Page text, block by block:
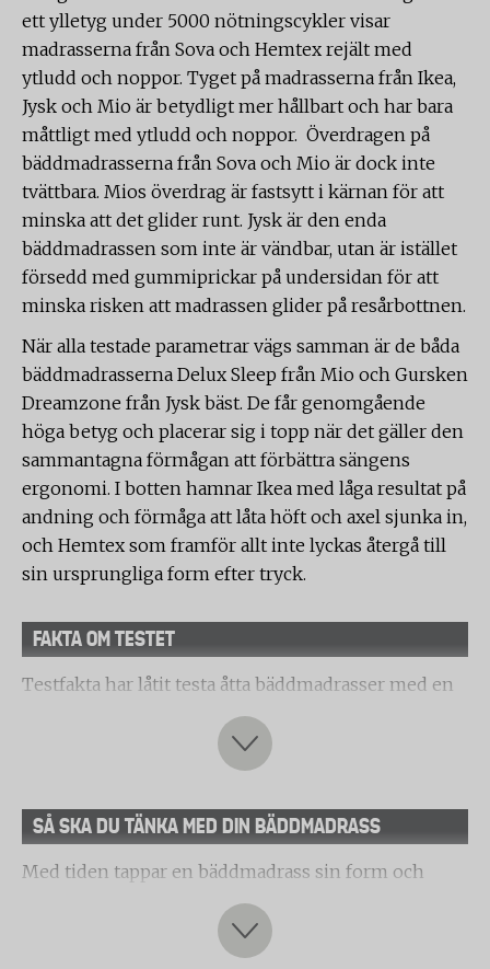
ett ylletyg under 5000 nötningscykler visar
madrasserna från Sova och Hemtex rejält med
ytludd och noppor. Tyget på madrasserna från Ikea,
Jysk och Mio är betydligt mer hållbart och har bara
måttligt med ytludd och noppor. Överdragen på
bäddmadrasserna från Sova och Mio är dock inte
tvättbara. Mios överdrag är fastsytt i kärnan för att
minska att det glider runt. Jysk är den enda
bäddmadrassen som inte är vändbar, utan är istället
försedd med gummiprickar på undersidan för att
minska risken att madrassen glider på resårbottnen.
När alla testade parametrar vägs samman är de båda
bäddmadrasserna Delux Sleep från Mio och Gursken
Dreamzone från Jysk bäst. De får genomgående
höga betyg och placerar sig i topp när det gäller den
sammantagna förmågan att förbättra sängens
ergonomi. I botten hamnar Ikea med låga resultat på
andning och förmåga att låta höft och axel sjunka in,
och Hemtex som framför allt inte lyckas återgå till
sin ursprungliga form efter tryck.
FAKTA OM TESTET
Testfakta har låtit testa åtta bäddmadrasser med en
tjocklek på mellan 6,5 och 9 centimeter och ett
maxpris på 3 000 kronor.
Mio Delux Sleep
Hilding Family komfort
Ikea Nyläget
Sova 24SJU Premium Quilt
SÅ SKA DU TÄNKA MED DIN BÄDDMADRASS
Med tiden tappar en bäddmadrass sin form och
förmåga att ge rätt stöd, vilket kan påverka sömnens
kvalitet. De flesta tillverkare uppger att deras
bäddmadrasser har en livslängd på ungefär 5–7 år,